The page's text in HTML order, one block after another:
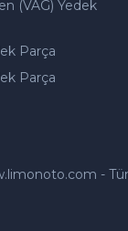
(VAG) Yedek
Parça
Parça
-